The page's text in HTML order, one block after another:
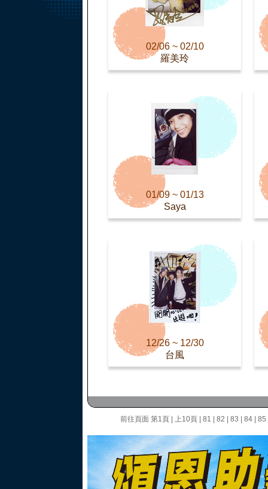
02/06 ~ 02/10
羅美玲
01/09 ~ 01/13
Saya
12/26 ~ 12/30
台風
前往頁面 第1頁 上10頁 81 82 83 84 85